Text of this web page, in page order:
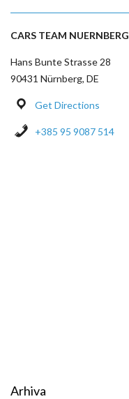
CARS TEAM NUERNBERG
Hans Bunte Strasse 28
90431 Nürnberg, DE
Get Directions
+385 95 9087 514
Arhiva